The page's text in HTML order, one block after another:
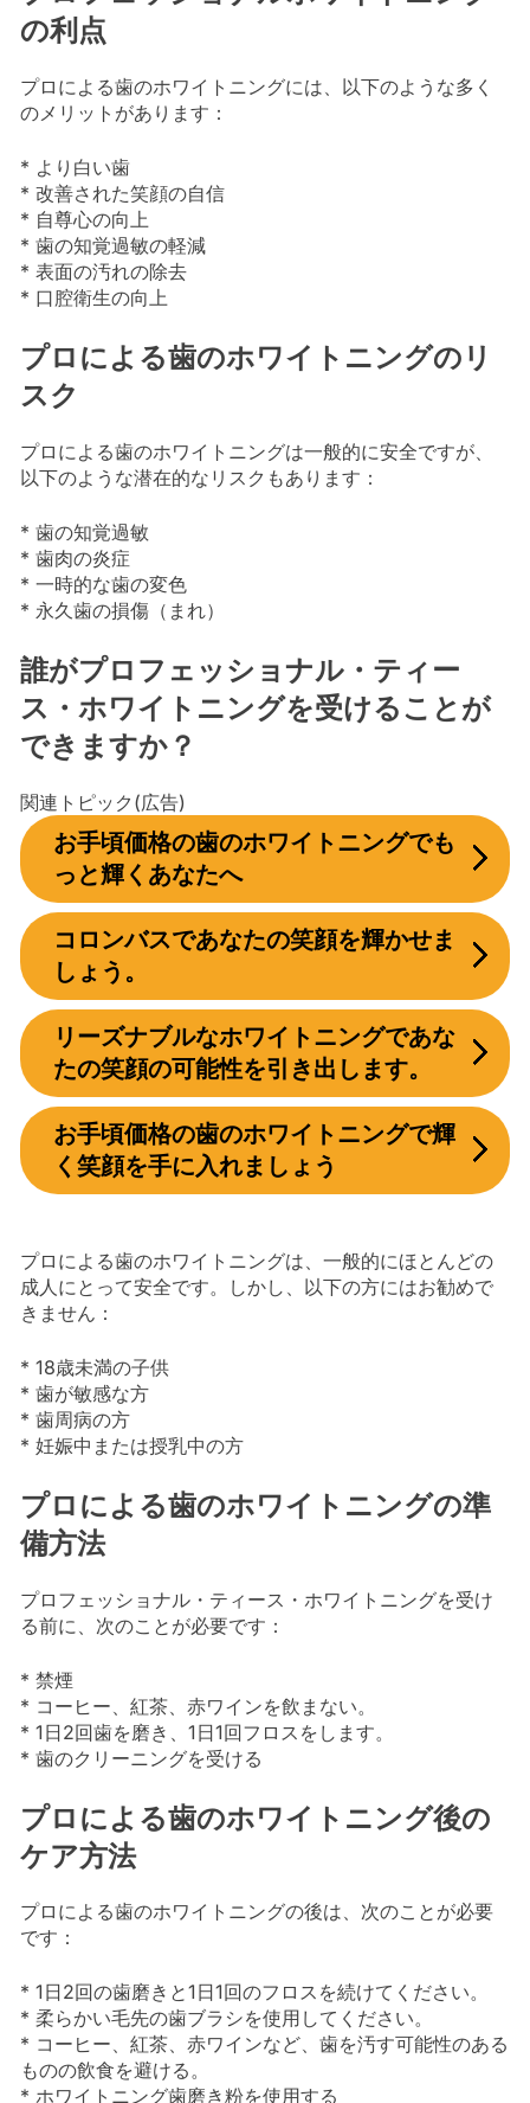
の利点
プロによる歯のホワイトニングには、以下のような多く
のメリットがあります：
* より白い歯
* 改善された笑顔の自信
* 自尊心の向上
* 歯の知覚過敏の軽減
* 表面の汚れの除去
* 口腔衛生の向上
プロによる歯のホワイトニングのリ
スク
プロによる歯のホワイトニングは一般的に安全ですが、
以下のような潜在的なリスクもあります：
* 歯の知覚過敏
* 歯肉の炎症
* 一時的な歯の変色
* 永久歯の損傷（まれ）
誰がプロフェッショナル・ティー
ス・ホワイトニングを受けることが
できますか？
関連トピック(広告)
お手頃価格の歯のホワイトニングでも
っと輝くあなたへ
コロンバスであなたの笑顔を輝かせま
しょう。
リーズナブルなホワイトニングであな
たの笑顔の可能性を引き出します。
お手頃価格の歯のホワイトニングで輝
く笑顔を手に入れましょう
プロによる歯のホワイトニングは、一般的にほとんどの
成人にとって安全です。しかし、以下の方にはお勧めで
きません：
* 18歳未満の子供
* 歯が敏感な方
* 歯周病の方
* 妊娠中または授乳中の方
プロによる歯のホワイトニングの準
備方法
プロフェッショナル・ティース・ホワイトニングを受け
る前に、次のことが必要です：
* 禁煙
* コーヒー、紅茶、赤ワインを飲まない。
* 1日2回歯を磨き、1日1回フロスをします。
* 歯のクリーニングを受ける
プロによる歯のホワイトニング後の
ケア方法
プロによる歯のホワイトニングの後は、次のことが必要
です：
* 1日2回の歯磨きと1日1回のフロスを続けてください。
* 柔らかい毛先の歯ブラシを使用してください。
* コーヒー、紅茶、赤ワインなど、歯を汚す可能性のある
ものの飲食を避ける。
* ホワイトニング歯磨き粉を使用する